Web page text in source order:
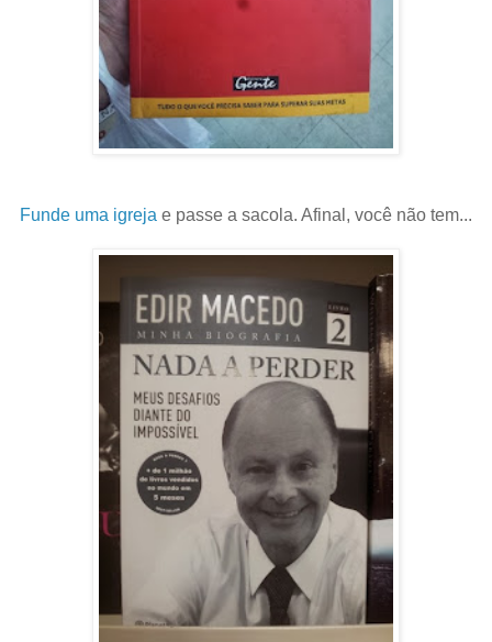
Funde uma igreja e passe a sacola. Afinal, você não tem...